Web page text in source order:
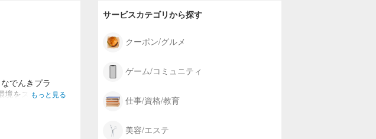
でんきプラ
境をスマートで
限定)となりま
もっと見る
サービスカテゴリから探す
クーポン/グルメ
ゲーム/コミュニティ
仕事/資格/教育
美容/エステ